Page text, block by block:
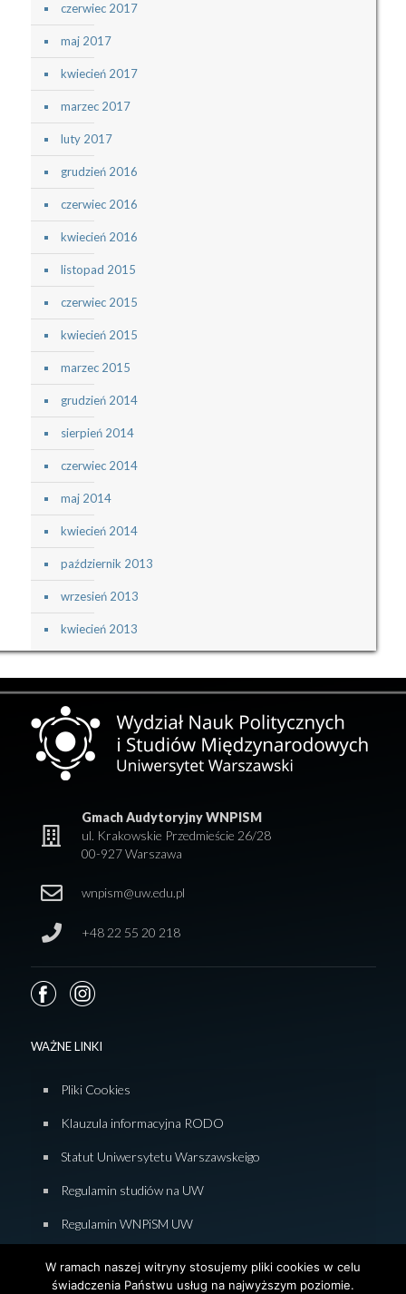
czerwiec 2017
maj 2017
kwiecień 2017
marzec 2017
luty 2017
grudzień 2016
czerwiec 2016
kwiecień 2016
listopad 2015
czerwiec 2015
kwiecień 2015
marzec 2015
grudzień 2014
sierpień 2014
czerwiec 2014
maj 2014
kwiecień 2014
październik 2013
wrzesień 2013
kwiecień 2013
Gmach Audytoryjny WNPISM
ul. Krakowskie Przedmieście 26/28
00-927 Warszawa
wnpism@uw.edu.pl
+48 22 55 20 218
WAŻNE LINKI
Pliki Cookies
Klauzula informacyjna RODO
Statut Uniwersytetu Warszawskeigo
Regulamin studiów na UW
Regulamin WNPiSM UW
W ramach naszej witryny stosujemy pliki cookies w celu
świadczenia Państwu usług na najwyższym poziomie.